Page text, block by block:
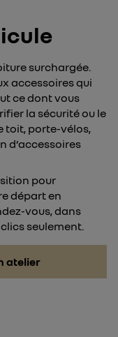
surchargée.
accessoires qui
ce dont vous
la sécurité ou le
toit, porte-vélos,
d’accessoires
pour
départ en
vous, dans
seulement.
atelier